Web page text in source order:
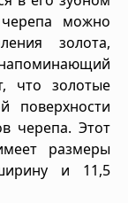
можно
золота,
что золотые
поверхности
черепа. Этот
размеры
и 11,5